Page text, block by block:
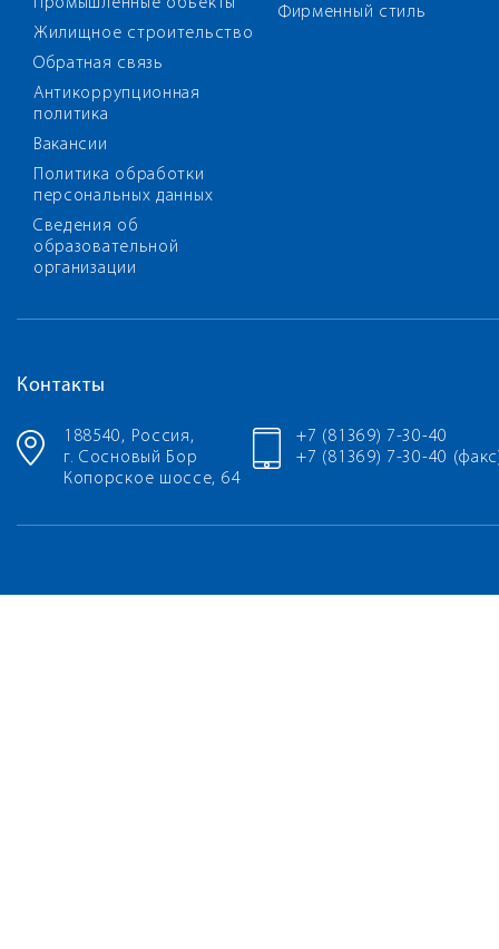
Жилищное строительство
Обратная связь
Антикоррупционная
политика
Вакансии
Политика обработки
персональных данных
Сведения об
образовательной
организации
Фирменный стиль
Контакты
188540, Россия,
г. Сосновый Бор
Копорское шоссе, 64
+7 (81369) 7-30-40
+7 (81369) 7-30-40